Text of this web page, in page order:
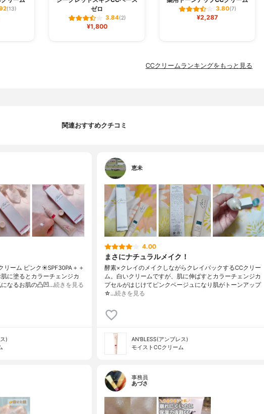
(13)
ゼロ
3.84(2)
¥1,800
3.80(7)
¥2,287
CCクリームランキングをもっと見る
関連おすすめクチコミ
ーム ピンク☀️SPF30PA＋＋
に塗るとカラーチェンジカ
になるお肌の凸凹…続きを見る
)
恵未
4.00
まさにナチュラルメイク！
酵素×クレイのメイクしながらクレイパックするCCクリー
ム。白いクリームですが、肌に伸ばすとカラーチェンジカ
プセルがはじけてピンクベージュになり肌がトーンアップ
☆…続きを見る
AN'BLESS(アンブレス)
モイストCCクリーム
事務員
あづさ